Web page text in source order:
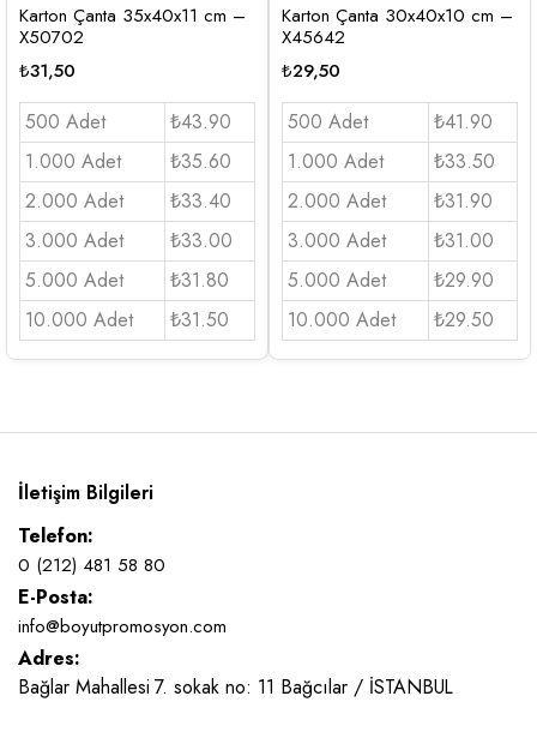
Karton Çanta 35x40x11 cm –
X50702
₺31,50
500 Adet
₺43.90
1.000 Adet
₺35.60
2.000 Adet
₺33.40
3.000 Adet
₺33.00
5.000 Adet
₺31.80
10.000 Adet
₺31.50
Karton Çanta 30x40x10 cm –
X45642
₺29,50
500 Adet
₺41.90
1.000 Adet
₺33.50
2.000 Adet
₺31.90
3.000 Adet
₺31.00
5.000 Adet
₺29.90
10.000 Adet
₺29.50
İletişim Bilgileri
Telefon:
0 (212) 481 58 80
E-Posta:
info@boyutpromosyon.com
Adres:
Bağlar Mahallesi 7. sokak no: 11 Bağcılar / İSTANBUL